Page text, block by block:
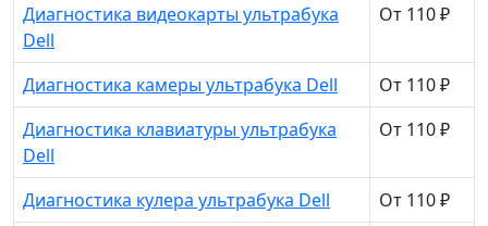
Диагностика видеокарты ультрабука
Dell
От 110 ₽
Диагностика камеры ультрабука Dell
От 110 ₽
Диагностика клавиатуры ультрабука
Dell
От 110 ₽
Диагностика кулера ультрабука Dell
От 110 ₽